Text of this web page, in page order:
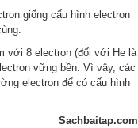
giống cấu hình electron
với 8 electron (đối với He là
vững bền. Vì vậy, các
electron để có cấu hình
Sachbaitap.com